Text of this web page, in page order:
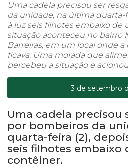
Uma cadela precisou ser
da unidade, na última quarta-
à luz seis filhotes embaixo de
situação aconteceu no bairro
Barreiras, em um local onde
ficava. Uma morada que
percebeu a situação e
3 de setembro
Uma cadela precisou
por bombeiros da
quarta-feira (2),
seis filhotes embaixo
contêiner.